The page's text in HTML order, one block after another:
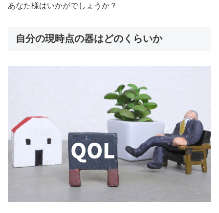
あなた様はいかがでしょうか？
自分の現時点の器はどのくらいか